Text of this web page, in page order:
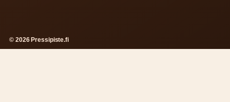
© 2026 Pressipiste.fi